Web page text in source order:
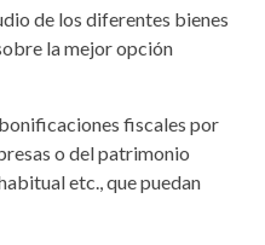
de los diferentes bienes
la mejor opción
fiscales por
o del patrimonio
etc., que puedan